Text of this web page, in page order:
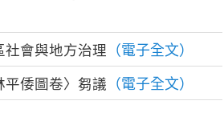
會與地方治理 （電子全文）
倭圖卷〉芻議 （電子全文）